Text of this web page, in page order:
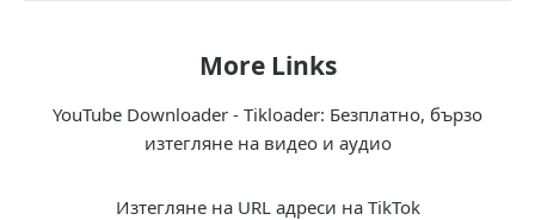
More Links
YouTube Downloader - Tikloader: Безплатно, бързо
изтегляне на видео и аудио
Изтегляне на URL адреси на TikTok